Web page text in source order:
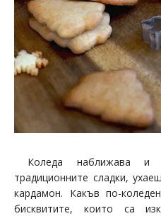
Коледа наближава и
традиционните сладки,
кардамон. Какъв по-
бисквитите, които са